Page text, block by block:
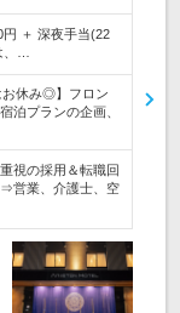
円 ＋ 深夜手当(22
、…
お休み◎】フロン
泊プランの企画、
視の採用＆転職回
営業、介護士、空